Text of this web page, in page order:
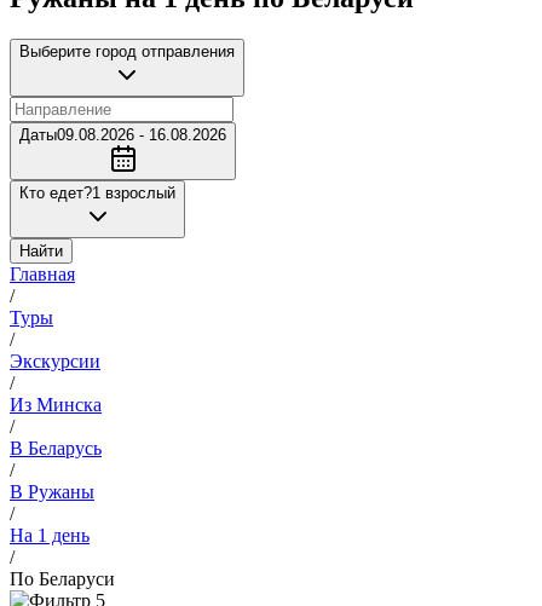
Выберите город отправления
Даты09.08.2026 - 16.08.2026
Кто едет?1 взрослый
Найти
Главная
/
Туры
/
Экскурсии
/
Из Минска
/
В Беларусь
/
В Ружаны
/
На 1 день
/
По Беларуси
5